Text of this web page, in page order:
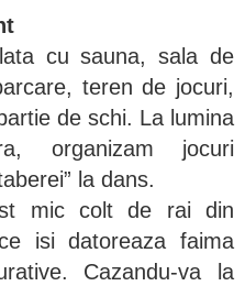
cu sauna, sala de
teren de jocuri,
de schi. La lumina
organizam jocuri
la dans.
mic colt de rai din
isi datoreaza faima
Cazandu-va la